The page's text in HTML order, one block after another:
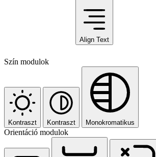
Align Text
Szín modulok
Kontraszt Kontraszt Monokromatikus
Orientáció modulok